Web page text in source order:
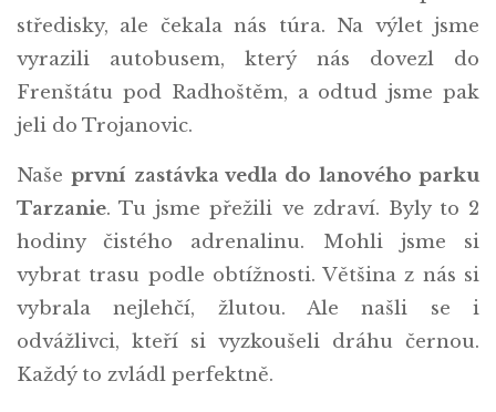
středisky, ale čekala nás túra. Na výlet jsme
vyrazili autobusem, který nás dovezl do
Frenštátu pod Radhoštěm, a odtud jsme pak
jeli do Trojanovic.
Našeprvní zastávka vedla do lanového parku
Tarzanie. Tu jsme přežili ve zdraví. Byly to 2
hodiny čistého adrenalinu. Mohli jsme si
vybrat trasu podle obtížnosti. Většina z nás si
vybrala nejlehčí, žlutou. Ale našli se i
odvážlivci, kteří si vyzkoušeli dráhu černou.
Každý to zvládl perfektně.